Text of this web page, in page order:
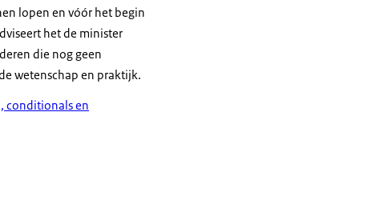
lopen en vóór het begin
het de minister
die nog geen
wetenschap en praktijk.
conditionals en